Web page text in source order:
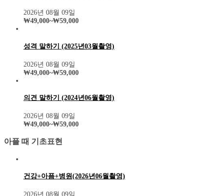
2026년 08월 09일
₩49,000~₩59,000
성격 말하기 (2025년03월촬영)
2026년 08월 09일
₩49,000~₩59,000
의견 말하기 (2024년06월촬영)
2026년 08월 09일
₩49,000~₩59,000
아플 때 기초표현
건강+아픔+병원(2026년06월촬영)
2026년 08월 09일